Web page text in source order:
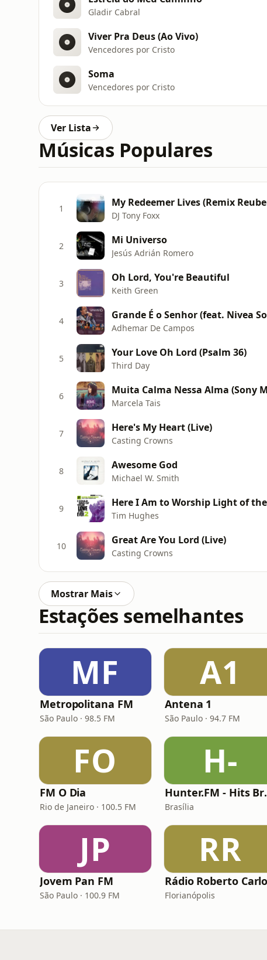
Gladir Cabral
Viver Pra Deus (Ao Vivo)
Vencedores por Cristo
Soma
Vencedores por Cristo
Ver Lista
Músicas Populares
1 My Redeemer Lives (Remix
DJ Tony Foxx
2 Mi Universo
Jesús Adrián Romero
3 Oh Lord, You're Beautiful
Keith Green
4 Grande É o Senhor (feat. Nivea
Adhemar De Campos
5 Your Love Oh Lord (Psalm 36)
Third Day
6 Muita Calma Nessa Alma (Sony
Marcela Tais
7 Here's My Heart (Live)
Casting Crowns
8 Awesome God
Michael W. Smith
9 Here I Am to Worship Light of
Tim Hughes
10 Great Are You Lord (Live)
Casting Crowns
Mostrar Mais
Estações semelhantes
MF
Metropolitana FM
São Paulo · 98.5 FM
A1
Antena 1
São Paulo · 94.7 FM
FO
FM O Dia
Rio de Janeiro · 100.5 FM
H-
Brasília
JP
Jovem Pan FM
São Paulo · 100.9 FM
RR
Rádio Roberto
Florianópolis